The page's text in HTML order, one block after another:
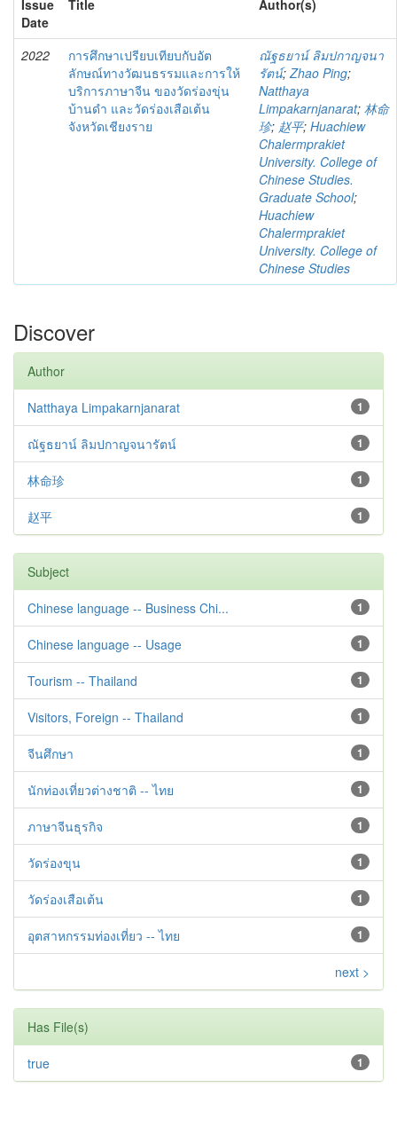
Issue
Date
Title Author(s)
2022
การศึกษาเปรียบเทียบกับอัต
ลักษณ์ทางวัฒนธรรมและการให้
บริการภาษาจีน ของวัดร่องขุ่น
บ้านดำ และวัดร่องเสือเต้น
จังหวัดเชียงราย
ณัฐธยาน์ ลิมปกาญจนา
รัตน์;Zhao Ping;
Natthaya
Limpakarnjanarat; 林命
珍; 赵平; Huachiew
Chalermprakiet
University. College of
Chinese Studies.
Graduate School;
Huachiew
Chalermprakiet
University. College of
Chinese Studies
Discover
Author
1
Natthaya Limpakarnjanarat
1
ณัฐธยาน์ ลิมปกาญจนารัตน์
1
林命珍
1
赵平
Subject
1
Chinese language -- Business Chi...
1
Chinese language -- Usage
1
Tourism -- Thailand
1
Visitors, Foreign -- Thailand
1
จีนศึกษา
1
นักท่องเที่ยวต่างชาติ -- ไทย
1
ภาษาจีนธุรกิจ
1
วัดร่องขุน
1
วัดร่องเสือเต้น
1
อุตสาหกรรมท่องเที่ยว -- ไทย
next >
Has File(s)
1
true